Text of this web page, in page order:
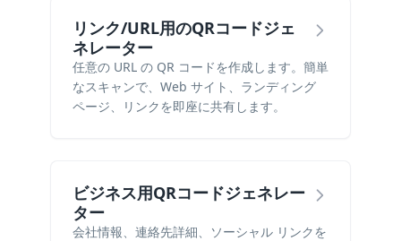
リンク/URL用のQRコードジェ
ネレーター
任意の URL の QR コードを作成します。簡単
なスキャンで、Web サイト、ランディング
ページ、リンクを即座に共有します。
ビジネス用QRコードジェネレー
ター
会社情報、連絡先詳細、ソーシャル リンクを